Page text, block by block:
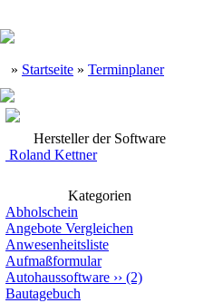
» Startseite » Terminplaner
Hersteller der Software
Roland Kettner
Kategorien
Abholschein
Angebote Vergleichen
Anwesenheitsliste
Aufmaßformular
Autohaussoftware ›› (2)
Bautagebuch